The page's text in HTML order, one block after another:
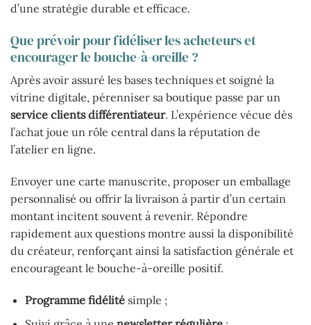
d’une stratégie durable et efficace.
Que prévoir pour fidéliser les acheteurs et
encourager le bouche-à-oreille ?
Après avoir assuré les bases techniques et soigné la
vitrine digitale, pérenniser sa boutique passe par un
service clients différentiateur. L’expérience vécue dès
l’achat joue un rôle central dans la réputation de
l’atelier en ligne.
Envoyer une carte manuscrite, proposer un emballage
personnalisé ou offrir la livraison à partir d’un certain
montant incitent souvent à revenir. Répondre
rapidement aux questions montre aussi la disponibilité
du créateur, renforçant ainsi la satisfaction générale et
encourageant le bouche-à-oreille positif.
Programme fidélitésimple ;